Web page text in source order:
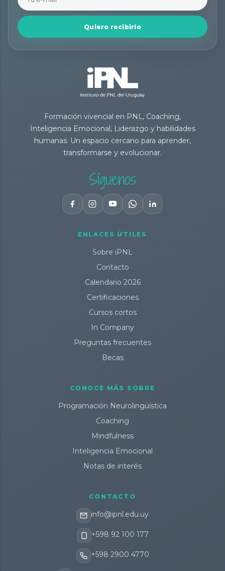
Quiero recibirlo
Formación vivencial en PNL, Coaching,
Inteligencia Emocional, Liderazgo y habilidades
humanas. Un espacio cercano para aprender,
transformarse y evolucionar.
Síguenos
ENLACES ÚTILES
Sobre iPNL
Contacto
Calendario 2026
Certificaciones
Cursos cortos
In Company
Preguntas frecuentes
Becas
CONOCE MÁS SOBRE
Programación Neurolingüística
Coaching
Mindfulness
Inteligencia Emocional
Notas de interés
CONTACTO
info@ipnl.edu.uy
+598 92 100 177
+598 2900 4770